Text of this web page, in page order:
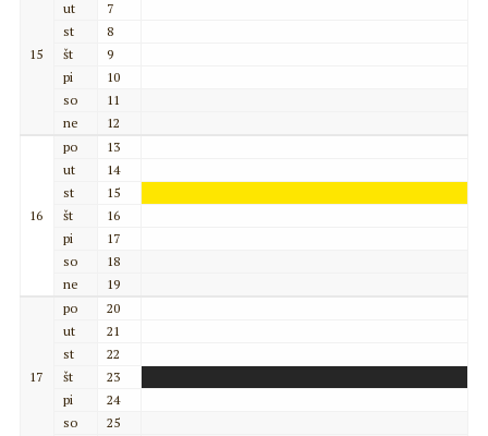
15
ut
7
st
8
št
9
pi
10
so
11
ne
12
16
po
13
ut
14
st
15
št
16
pi
17
so
18
ne
19
17
po
20
ut
21
st
22
št
23
pi
24
so
25